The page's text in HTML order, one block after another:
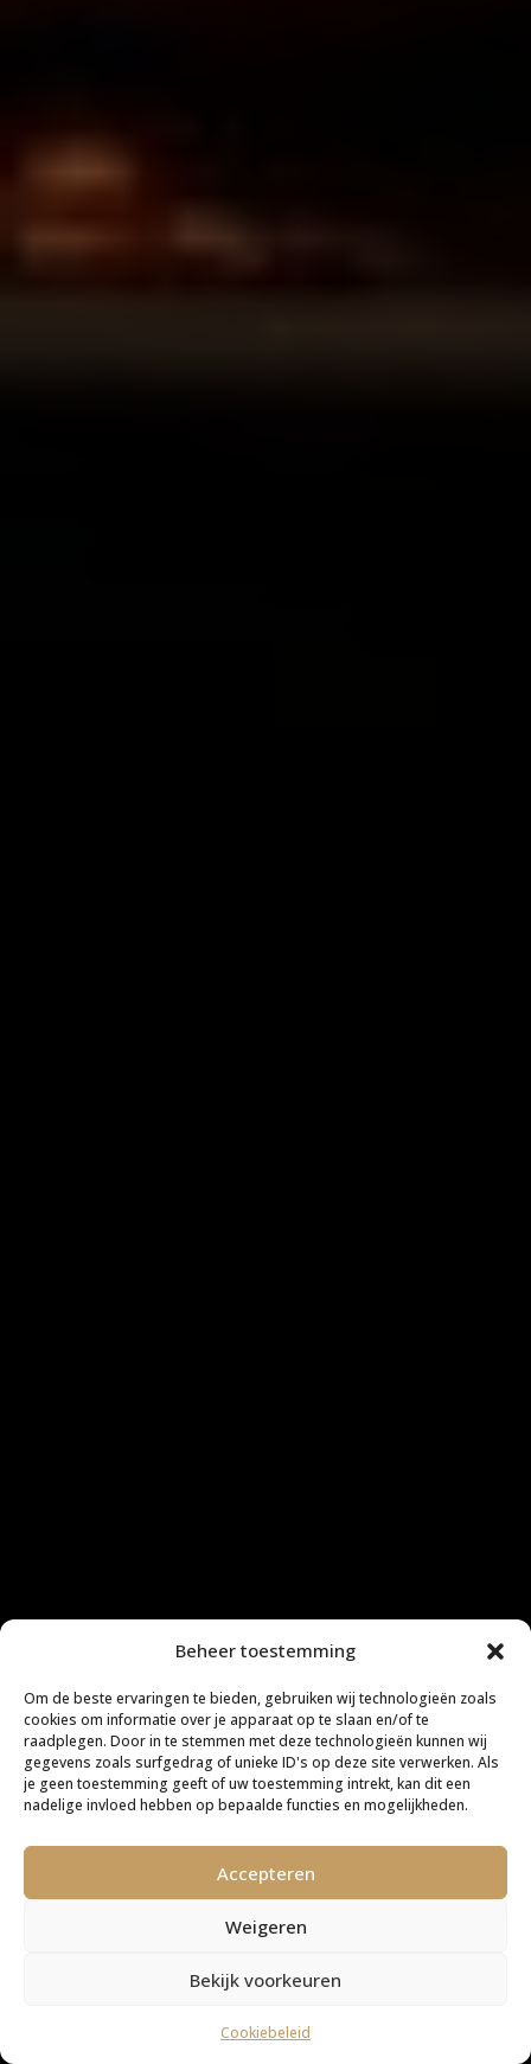
Beheer toestemming
Om de beste ervaringen te bieden, gebruiken wij technologieën zoals
cookies om informatie over je apparaat op te slaan en/of te
raadplegen. Door in te stemmen met deze technologieën kunnen wij
gegevens zoals surfgedrag of unieke ID's op deze site verwerken. Als
je geen toestemming geeft of uw toestemming intrekt, kan dit een
nadelige invloed hebben op bepaalde functies en mogelijkheden.
Accepteren
Weigeren
Bekijk voorkeuren
Cookiebeleid